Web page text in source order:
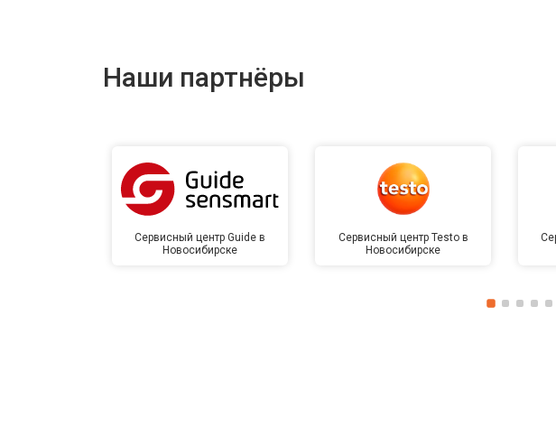
Наши партнёры
Сервисный центр Guide в
Новосибирске
Сервисный центр Testo в
Новосибирске